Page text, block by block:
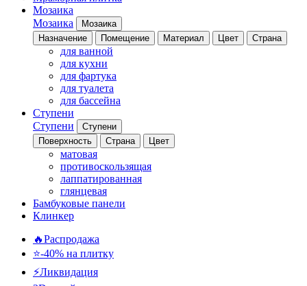
Мозаика
Мозаика
Мозаика
Назначение
Помещение Материал Цвет Страна
для ванной
для кухни
для фартука
для туалета
для бассейна
Ступени
Ступени
Ступени
Поверхность
Страна Цвет
матовая
противоскользящая
лаппатированная
глянцевая
Бамбуковые панели
Клинкер
🔥Распродажа
⭐-40% на плитку
⚡️Ликвидация